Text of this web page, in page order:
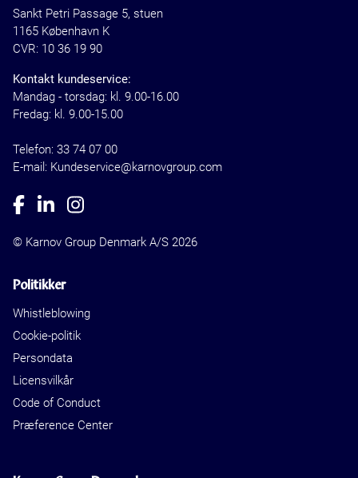
Sankt Petri Passage 5, stuen
1165 København K
CVR: 10 36 19 90
Kontakt kundeservice:
Mandag - torsdag: kl. 9.00-16.00
Fredag: kl. 9.00-15.00
Telefon: 33 74 07 00
E-mail: Kundeservice@karnovgroup.com
© Karnov Group Denmark A/S 2026
Politikker
Whistleblowing
Cookie-politik
Persondata
Licensvilkår
Code of Conduct
Præference Center